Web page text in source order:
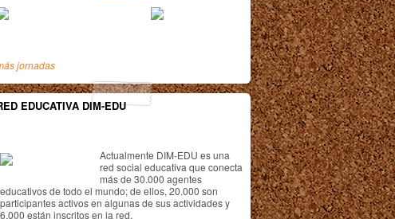
jornadas
EDUCATIVA DIM-EDU
Actualmente DIM-EDU es una
red social educativa que conecta
más de 30.000 agentes
educativos de todo el mundo; de ellos, 20.000 son
participantes activos en algunas de sus actividades y
6.000 están inscritos en la red.